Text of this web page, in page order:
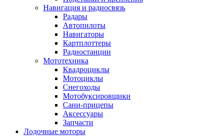
Навигация и радиосвязь
Радары
Автопилоты
Навигаторы
Картплоттеры
Радиостанции
Мототехника
Квадроциклы
Мотоциклы
Снегоходы
Мотобуксировщики
Сани-прицепы
Аксессуары
Запчасти
Лодочные моторы